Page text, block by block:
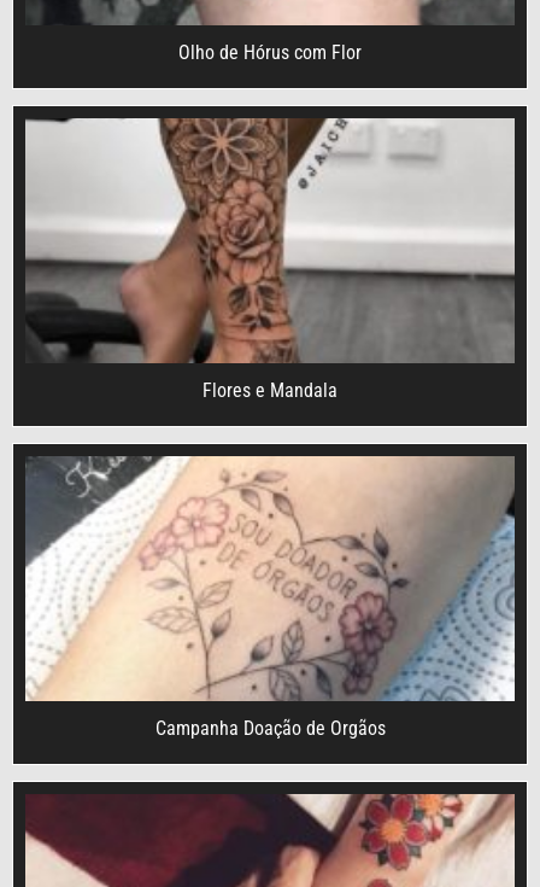
Olho de Hórus com Flor
Flores e Mandala
Campanha Doação de Orgãos